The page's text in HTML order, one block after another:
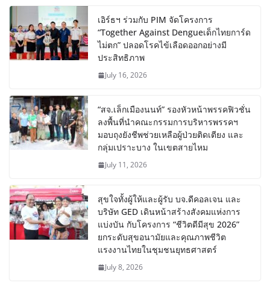
เอิร์ธฯ ร่วมกับ PIM จัดโครงการ
“Together Against Dengueเด็กไทยการ์ด
ไม่ตก” ปลอดโรคไข้เลือดออกอย่างมี
ประสิทธิภาพ
July 16, 2026
“สจ.เล็กเมืองนนท์” รองหัวหน้าพรรคฟิวชั่น
ลงพื้นที่นำคณะกรรมการบริหารพรรคฯ
มอบถุงยังชีพช่วยเหลือผู้ป่วยติดเตียง และ
กลุ่มเปราะบาง ในเขตสายไหม
July 11, 2026
สุขใจทั้งผู้ให้และผู้รับ บจ.ดีคอลเจน และ
บริษัท GED เดินหน้าสร้างสังคมแห่งการ
แบ่งบัน​ กับโครงการ “ชีวิตดีมีสุข 2026”
ยกระดับสุขอนามัยและคุณภาพชีวิต
แรงงานไทยในชุมชนยุทธศาสตร์
July 8, 2026